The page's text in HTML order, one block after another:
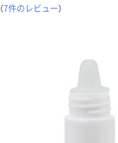
（7件のレビュー）